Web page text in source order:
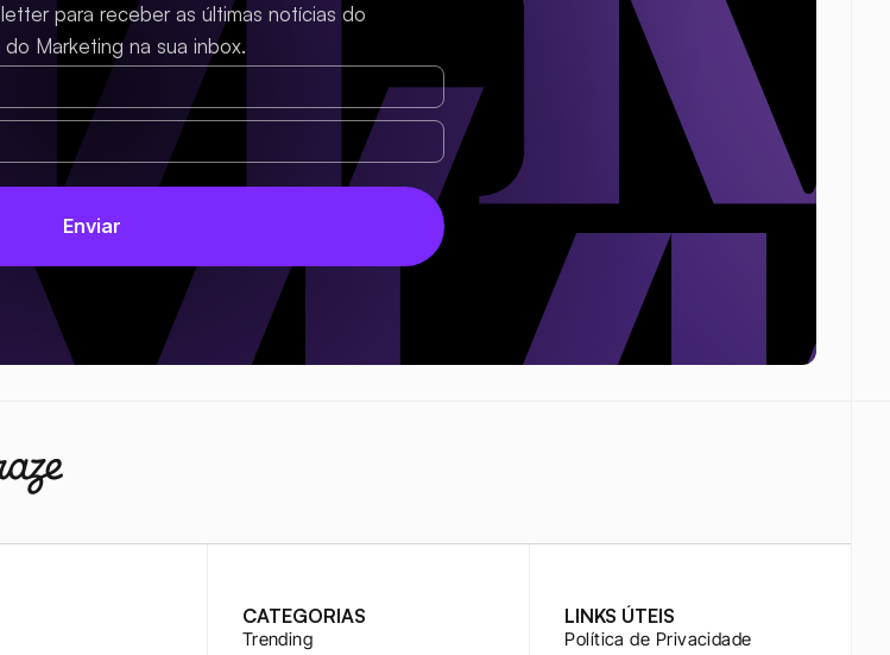
para receber as últimas notícias do
do Marketing na sua inbox.
CATEGORIAS
Trending
LINKS ÚTEIS
Política de Privacidade